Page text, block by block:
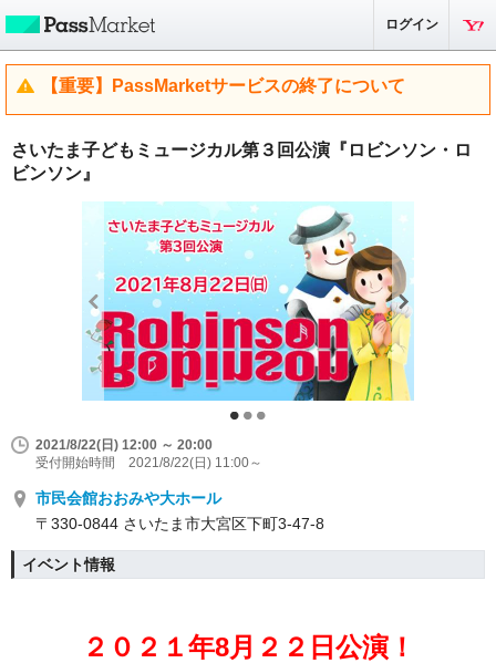
ログイン
【重要】PassMarketサービスの終了について
さいたま子どもミュージカル第３回公演『ロビンソン・ロ
ビンソン』
2021/8/22(日) 12:00 ～ 20:00
受付開始時間 2021/8/22(日) 11:00～
市民会館おおみや大ホール
〒330-0844 さいたま市大宮区下町3-47-8
イベント情報
２０２１年8月２２日公演！